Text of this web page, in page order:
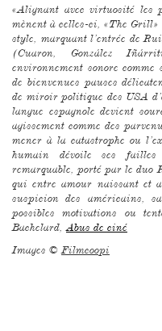
«Alignant avec virtuosité les
mènent à celles-ci, «The
style, marquant l’entrée de
(Cuaron, González
environnement sonore
de bienvenues pauses
de miroir politique des USA
langue espagnole devient
agissement comme des
mener à la catastrophe ou
humain dévoile ses
remarquable, porté par le duo
qui entre amour naissant et
suspicion des américains,
possibles motivations ou
Bachelard, Abus de ciné
Images © Filmcoopi